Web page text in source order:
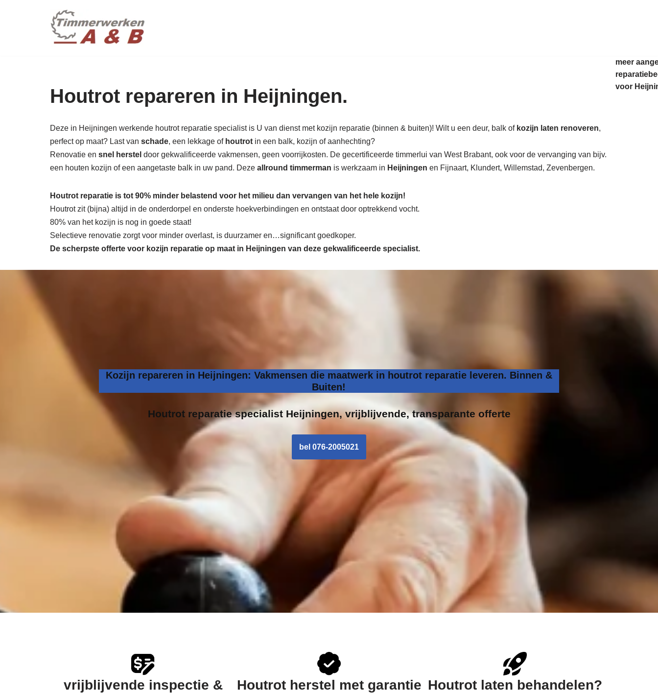
Houtrot repareren in Heijningen.
Deze in Heijningen werkende houtrot reparatie specialist is U van dienst met kozijn reparatie (binnen & buiten)! Wilt u een deur, balk of kozijn laten renoveren,
perfect op maat? Last van schade, een lekkage of houtrot in een balk, kozijn of aanhechting?
Renovatie en snel herstel door gekwalificeerde vakmensen, geen voorrijkosten. De gecertificeerde timmerlui van West Brabant, ook voor de vervanging van bijv.
een houten kozijn of een aangetaste balk in uw pand. Deze allround timmerman is werkzaam in Heijningen en Fijnaart, Klundert, Willemstad, Zevenbergen.
Houtrot reparatie is tot 90% minder belastend voor het milieu dan vervangen van het hele kozijn!
Houtrot zit (bijna) altijd in de onderdorpel en onderste hoekverbindingen en ontstaat door optrekkend vocht.
80% van het kozijn is nog in goede staat!
Selectieve renovatie zorgt voor minder overlast, is duurzamer en…significant goedkoper.
De scherpste offerte voor kozijn reparatie op maat in Heijningen van deze gekwalificeerde specialist.
Kozijn repareren in Heijningen: Vakmensen die maatwerk in houtrot reparatie leveren. Binnen &
Buiten!
Houtrot reparatie specialistHeijningen, vrijblijvende, transparante offerte
bel 076-2005021
vrijblijvende inspectie &
Houtrot herstel met garantie Houtrot laten behandelen?
meer
voor